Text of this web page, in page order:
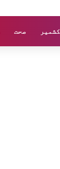
کشمیر صحت